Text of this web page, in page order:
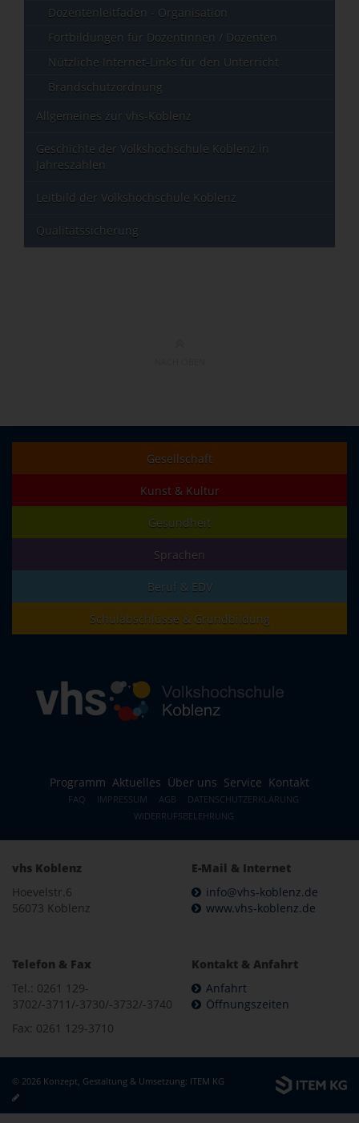
Dozentenleitfaden - Organisation
Fortbildungen für Dozentinnen / Dozenten
Nützliche Internet-Links für den Unterricht
Brandschutzordnung
Allgemeines zur vhs-Koblenz
Geschichte der Volkshochschule Koblenz in
Jahreszahlen
Leitbild der Volkshochschule Koblenz
Qualitätssicherung
Gesellschaft
Kunst & Kultur
Gesundheit
Sprachen
Beruf & EDV
Schulabschlüsse & Grundbildung
Programm Aktuelles Über uns Service Kontakt
FAQ IMPRESSUM AGB
DATENSCHUTZERKLÄRUNG
WIDERRUFSBELEHRUNG
vhs Koblenz
Hoevelstr.6
56073 Koblenz
E-Mail & Internet
info@vhs-koblenz.de
www.vhs-koblenz.de
Telefon & Fax
Tel.: 0261 129-
3702/-3711/-3730/-3732/-3740
Fax: 0261 129-3710
Kontakt & Anfahrt
Anfahrt
Öffnungszeiten
© 2026 Konzept, Gestaltung & Umsetzung: ITEM KG